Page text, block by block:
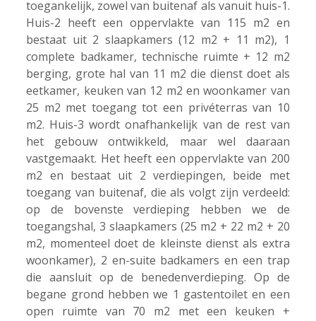
toegankelijk, zowel van buitenaf als vanuit huis-1.
Huis-2 heeft een oppervlakte van 115 m2 en
bestaat uit 2 slaapkamers (12 m2 + 11 m2), 1
complete badkamer, technische ruimte + 12 m2
berging, grote hal van 11 m2 die dienst doet als
eetkamer, keuken van 12 m2 en woonkamer van
25 m2 met toegang tot een privéterras van 10
m2. Huis-3 wordt onafhankelijk van de rest van
het gebouw ontwikkeld, maar wel daaraan
vastgemaakt. Het heeft een oppervlakte van 200
m2 en bestaat uit 2 verdiepingen, beide met
toegang van buitenaf, die als volgt zijn verdeeld:
op de bovenste verdieping hebben we de
toegangshal, 3 slaapkamers (25 m2 + 22 m2 + 20
m2, momenteel doet de kleinste dienst als extra
woonkamer), 2 en-suite badkamers en een trap
die aansluit op de benedenverdieping. Op de
begane grond hebben we 1 gastentoilet en een
open ruimte van 70 m2 met een keuken +